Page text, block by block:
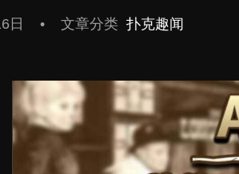
日 • 文章分类 扑克趣闻